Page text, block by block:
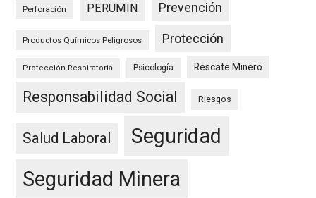
Perforación PERUMIN Prevención
Productos Químicos Peligrosos Protección
Protección Respiratoria Psicología Rescate Minero
Responsabilidad Social Riesgos
Salud Laboral
Seguridad
Seguridad Minera